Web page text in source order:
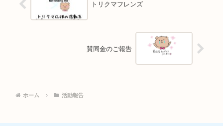
トリクマフレンズ
賛同金のご報告
ホーム 活動報告